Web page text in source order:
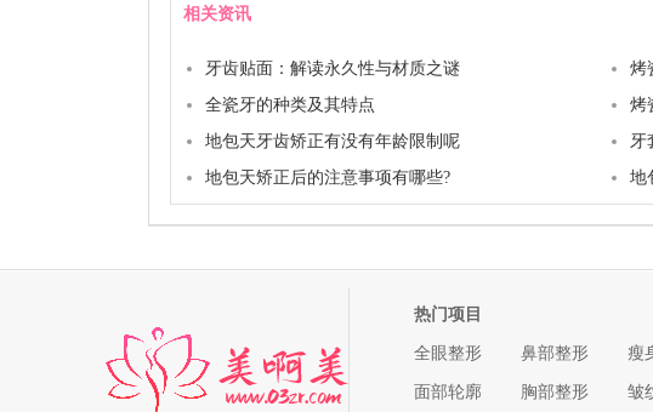
相关资讯
牙齿贴面：解读永久性与材质之谜
烤
全瓷牙的种类及其特点
烤
地包天牙齿矫正有没有年龄限制呢
牙
地包天矫正后的注意事项有哪些?
地
热门项目
全眼整形 鼻部整形 瘦
面部轮廓 胸部整形 皱